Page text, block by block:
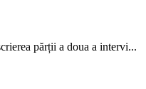
părții a doua a intervi...